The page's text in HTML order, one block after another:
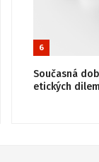
6
Současná
etických